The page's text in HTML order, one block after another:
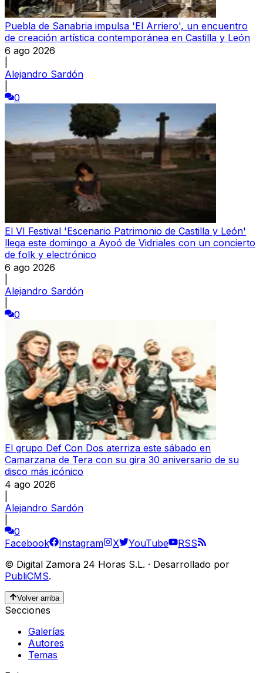
Puebla de Sanabria impulsa 'El Arriero', un encuentro
de creación artística contemporánea en Castilla y León
6 ago 2026
Alejandro Sardón
0
El VI Festival 'Escenario Patrimonio de Castilla y León'
llega este domingo a Ayoó de Vidriales con un concierto
de folk y electrónico
6 ago 2026
Alejandro Sardón
0
El grupo Def Con Dos aterriza este sábado en
Camarzana de Tera con su gira 30 aniversario de su
disco más icónico
4 ago 2026
Alejandro Sardón
0
Facebook
Instagram X YouTube
RSS
© Digital Zamora 24 Horas S.L. · Desarrollado por
PubliCMS.
Volver arriba
Secciones
Galerías
Autores
Temas